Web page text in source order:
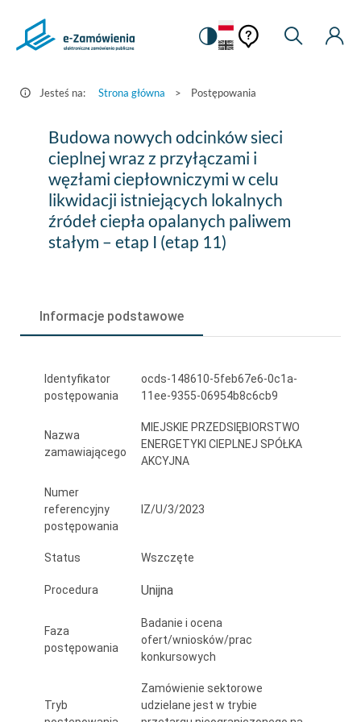
Postępowania
Zamówienia.gov.pl
Zmiana
na
kontrastową
Pomoc
kontekstowa
Pomoc
Moje
Jesteś na: Strona główna > Postępowania
Budowa
nowych
odcinków
sieci
cieplnej
przyłączami
węzłami
ciepłowniczymi
celu
likwidacji
istniejących
lokalnych
źródeł
opalanych
paliwem
Budowa nowych odcinków sieci
cieplnej wraz z przyłączami i
węzłami ciepłowniczymi w celu
likwidacji istniejących lokalnych
źródeł ciepła opalanych paliwem
stałym – etap I (etap 11)
Informacje podstawowe
Identyfikator
postępowania
ocds-148610-5feb67e6-0c1a-
11ee-9355-06954b8c6cb9
Nazwa
zamawiającego
MIEJSKIE PRZEDSIĘBIORSTWO
ENERGETYKI CIEPLNEJ SPÓŁKA
AKCYJNA
Numer
referencyjny
postępowania
IZ/U/3/2023
Status Wszczęte
Procedura Unijna
Faza
postępowania
Badanie i ocena
ofert/wniosków/prac
konkursowych
Tryb
Zamówienie sektorowe
udzielane jest w trybie